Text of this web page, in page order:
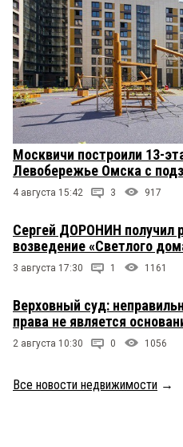
Москвичи построили 13-
Левобережье Омска с
4 августа 15:42 3 917
Сергей ДОРОНИН получил
возведение «Светлого
3 августа 17:30 1 1161
Верховный суд:
права не является
2 августа 10:30 0 1056
Все новости недвижимости →